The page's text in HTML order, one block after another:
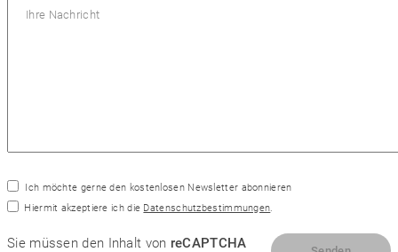
Ich möchte gerne den kostenlosen Newsletter abonnieren
Hiermit akzeptiere ich die Datenschutzbestimmungen.
Sie müssen den Inhalt von reCAPTCHA